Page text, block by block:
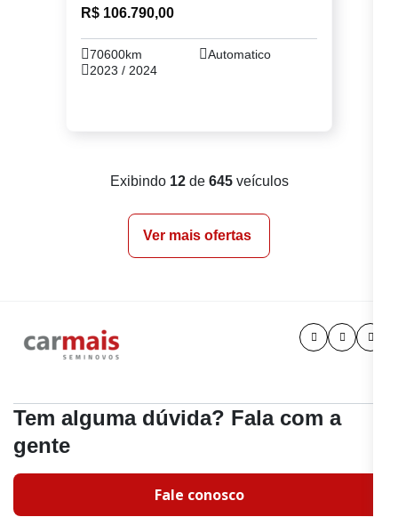
R$ 106.790,00
70600km
Automatico
2023 / 2024
Exibindo 12de 645veículos
Ver mais ofertas
Tem alguma dúvida? Fala com a
gente
Fale conosco